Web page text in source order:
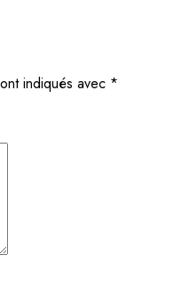
indiqués avec *